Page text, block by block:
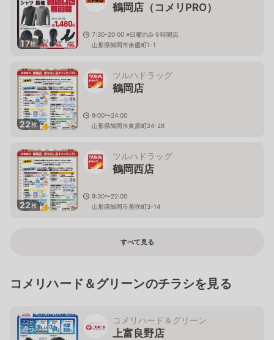
17枚
鶴岡店（コメリPRO）
7:30-20:00 ※日曜のみ９時開店
山形県鶴岡市余慶町1-1
22枚
ツルハドラッグ
鶴岡店
9:00〜24:00
山形県鶴岡市東原町24-28
22枚
ツルハドラッグ
鶴岡西店
9:30〜22:00
山形県鶴岡市美咲町3-14
すべて見る
コメリハード＆グリーンのチラシを見る
コメリハード＆グリーン
上富良野店